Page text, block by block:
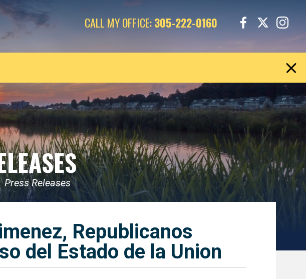
CALL MY OFFICE:305-222-0160
Press Releases
Republicanos
del Estado de la Union